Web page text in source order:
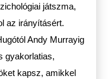
játszma,
az irányításért.
Andy Murrayig
gyakorlatias,
kapsz, amikkel